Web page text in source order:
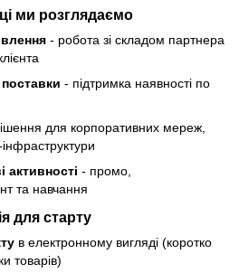
ми розглядаємо
- робота зі складом партнера
поставки - підтримка наявності по
для корпоративних мереж,
активності - промо,
та навчання
для старту
в електронному вигляді (коротко
товарів)